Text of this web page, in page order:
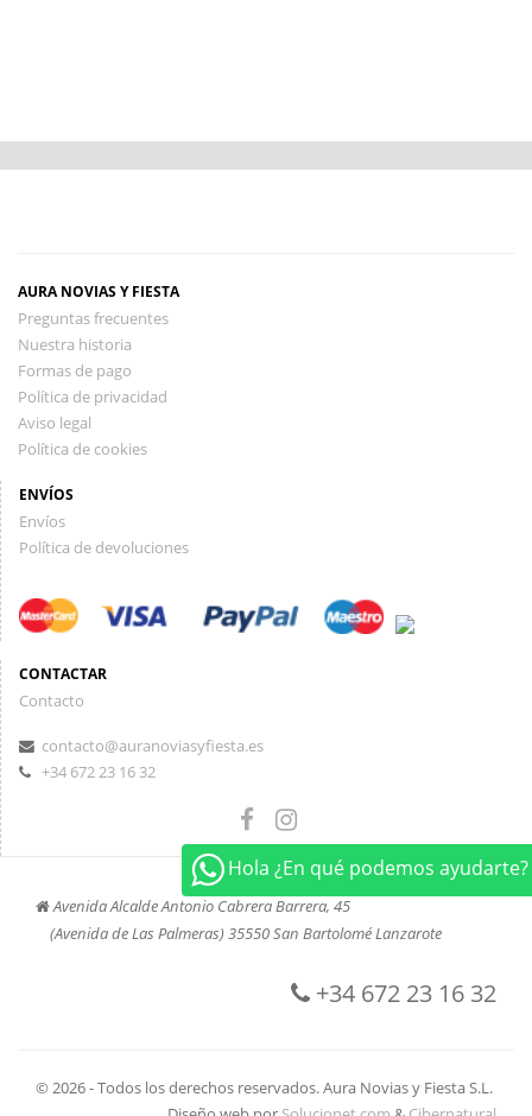
Hola ¿En qué podemos ayudarte?
AURA NOVIAS Y FIESTA
Preguntas frecuentes
Nuestra historia
Formas de pago
Política de privacidad
Aviso legal
Política de cookies
ENVÍOS
Envíos
Política de devoluciones
CONTACTAR
Contacto
contacto@auranoviasyfiesta.es
+34 672 23 16 32
Avenida Alcalde Antonio Cabrera Barrera, 45
(Avenida de Las Palmeras) 35550 San Bartolomé Lanzarote
+34 672 23 16 32
© 2026 - Todos los derechos reservados. Aura Novias y Fiesta S.L.